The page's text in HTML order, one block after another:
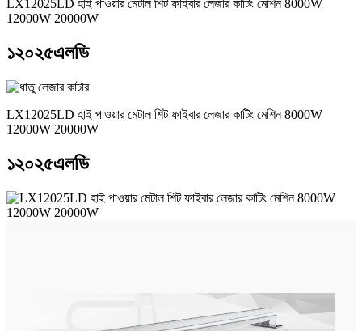
LX12025LD হাই পাওয়ার মেটাল শিট ফাইবার লেজার কাটিং মেশিন 8000W
12000W 20000W
১২০২৫এলডি
LX12025LD হাই পাওয়ার মেটাল শিট ফাইবার লেজার কাটিং মেশিন 8000W
12000W 20000W
১২০২৫এলডি